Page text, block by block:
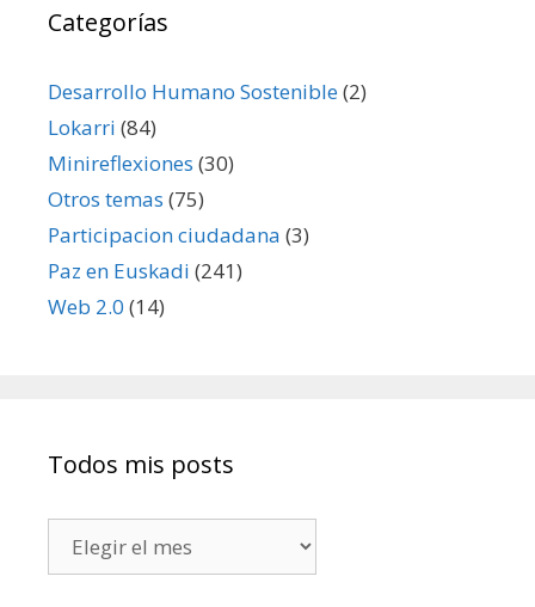
Categorías
Desarrollo Humano Sostenible(2)
Lokarri (84)
Minireflexiones (30)
Otros temas (75)
Participacion ciudadana (3)
Paz en Euskadi (241)
Web 2.0 (14)
Todos mis posts
mis